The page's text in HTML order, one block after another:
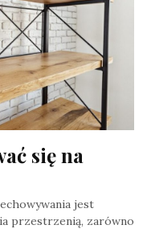
się na
jest
przestrzenią, zarówno